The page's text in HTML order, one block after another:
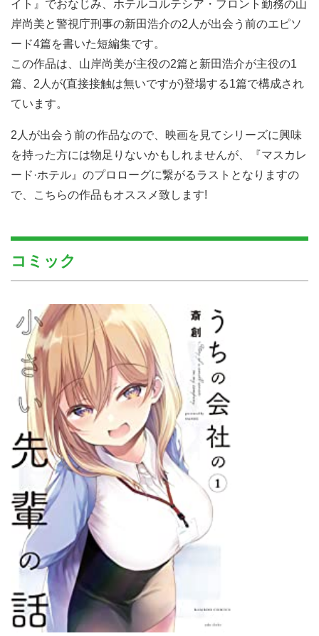
イト』でおなじみ、ホテルコルテシア・フロント勤務の山
岸尚美と警視庁刑事の新田浩介の2人が出会う前のエピソ
ード4篇を書いた短編集です。
この作品は、山岸尚美が主役の2篇と新田浩介が主役の1
篇、2人が(直接接触は無いですが)登場する1篇で構成され
ています。
2人が出会う前の作品なので、映画を見てシリーズに興味
を持った方には物足りないかもしれませんが、『マスカレ
ード·ホテル』のプロローグに繋がるラストとなりますの
で、こちらの作品もオススメ致します!
コミック